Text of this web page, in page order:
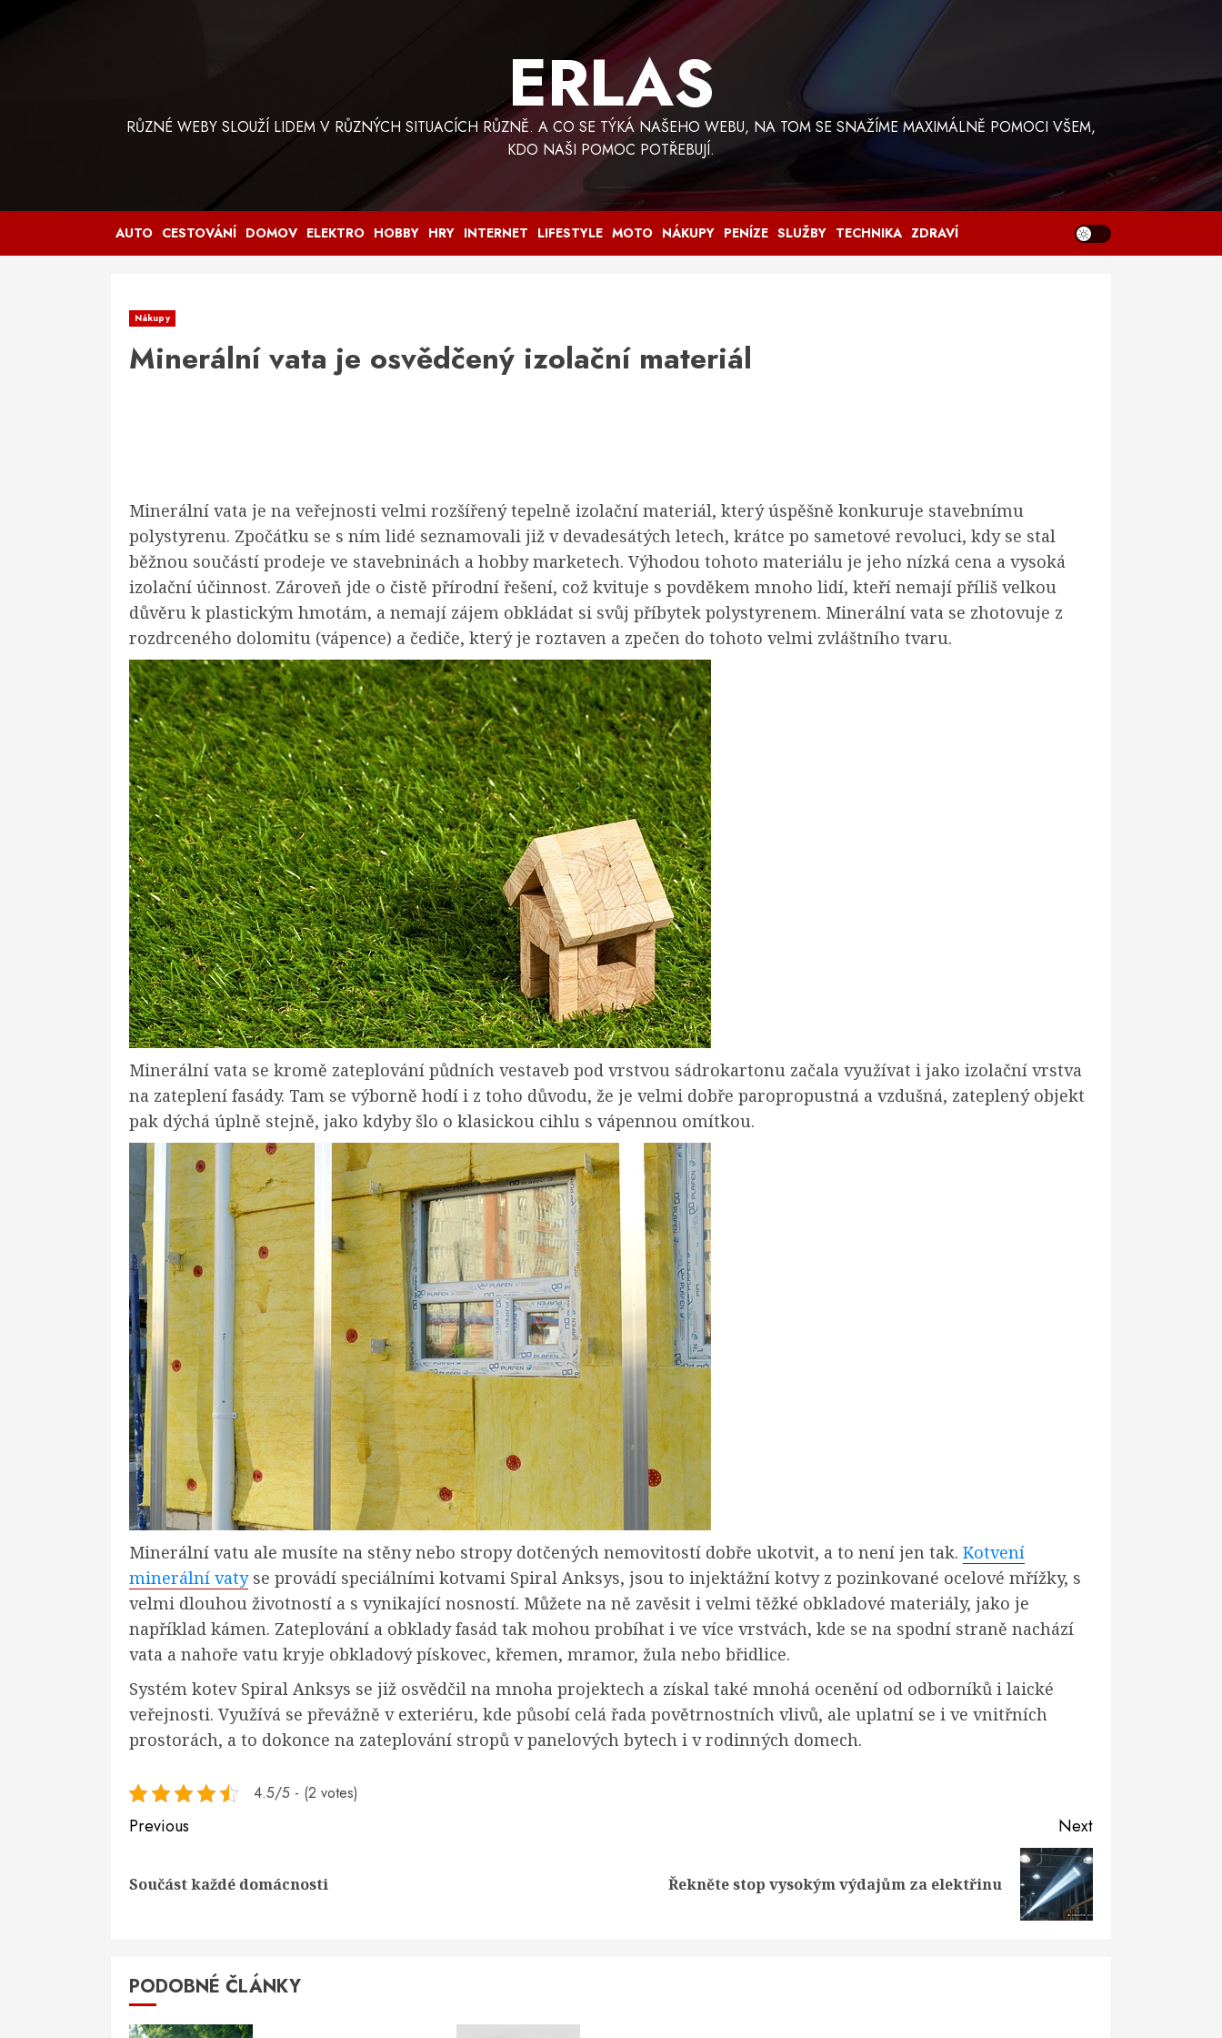
ERLAS
RŮZNÉ WEBY SLOUŽÍ LIDEM V RŮZNÝCH SITUACÍCH RŮZNĚ. A CO SE TÝKÁ NAŠEHO WEBU, NA TOM SE SNAŽÍME MAXIMÁLNĚ POMOCI VŠEM,
KDO NAŠI POMOC POTŘEBUJÍ.
AUTO CESTOVÁNÍ DOMOV ELEKTRO HOBBY HRY INTERNET LIFESTYLE MOTO NÁKUPY PENÍZE SLUŽBY TECHNIKA ZDRAVÍ
Nákupy
Minerální vata je osvědčený izolační materiál
Minerální vata je na veřejnosti velmi rozšířený tepelně izolační materiál, který úspěšně konkuruje stavebnímu
polystyrenu. Zpočátku se s ním lidé seznamovali již v devadesátých letech, krátce po sametové revoluci, kdy se stal
běžnou součástí prodeje ve stavebninách a hobby marketech. Výhodou tohoto materiálu je jeho nízká cena a vysoká
izolační účinnost. Zároveň jde o čistě přírodní řešení, což kvituje s povděkem mnoho lidí, kteří nemají příliš velkou
důvěru k plastickým hmotám, a nemají zájem obkládat si svůj příbytek polystyrenem. Minerální vata se zhotovuje z
rozdrceného dolomitu (vápence) a čediče, který je roztaven a zpečen do tohoto velmi zvláštního tvaru.
Minerální vata se kromě zateplování půdních vestaveb pod vrstvou sádrokartonu začala využívat i jako izolační vrstva
na zateplení fasády. Tam se výborně hodí i z toho důvodu, že je velmi dobře paropropustná a vzdušná, zateplený objekt
pak dýchá úplně stejně, jako kdyby šlo o klasickou cihlu s vápennou omítkou.
Minerální vatu ale musíte na stěny nebo stropy dotčených nemovitostí dobře ukotvit, a to není jen tak. Kotvení
minerální vatyse provádí speciálními kotvami Spiral Anksys, jsou to injektážní kotvy z pozinkované ocelové mřížky, s
velmi dlouhou životností a s vynikající nosností. Můžete na ně zavěsit i velmi těžké obkladové materiály, jako je
například kámen. Zateplování a obklady fasád tak mohou probíhat i ve více vrstvách, kde se na spodní straně nachází
vata a nahoře vatu kryje obkladový pískovec, křemen, mramor, žula nebo břidlice.
Systém kotev Spiral Anksys se již osvědčil na mnoha projektech a získal také mnohá ocenění od odborníků i laické
veřejnosti. Využívá se převážně v exteriéru, kde působí celá řada povětrnostních vlivů, ale uplatní se i ve vnitřních
prostorách, a to dokonce na zateplování stropů v panelových bytech i v rodinných domech.
4.5/5 - (2 votes)
Continue
Previous
Previous
Součást každé domácnosti
Next
Řekněte stop vysokým výdajům za elektřinu
PODOBNÉ ČLÁNKY